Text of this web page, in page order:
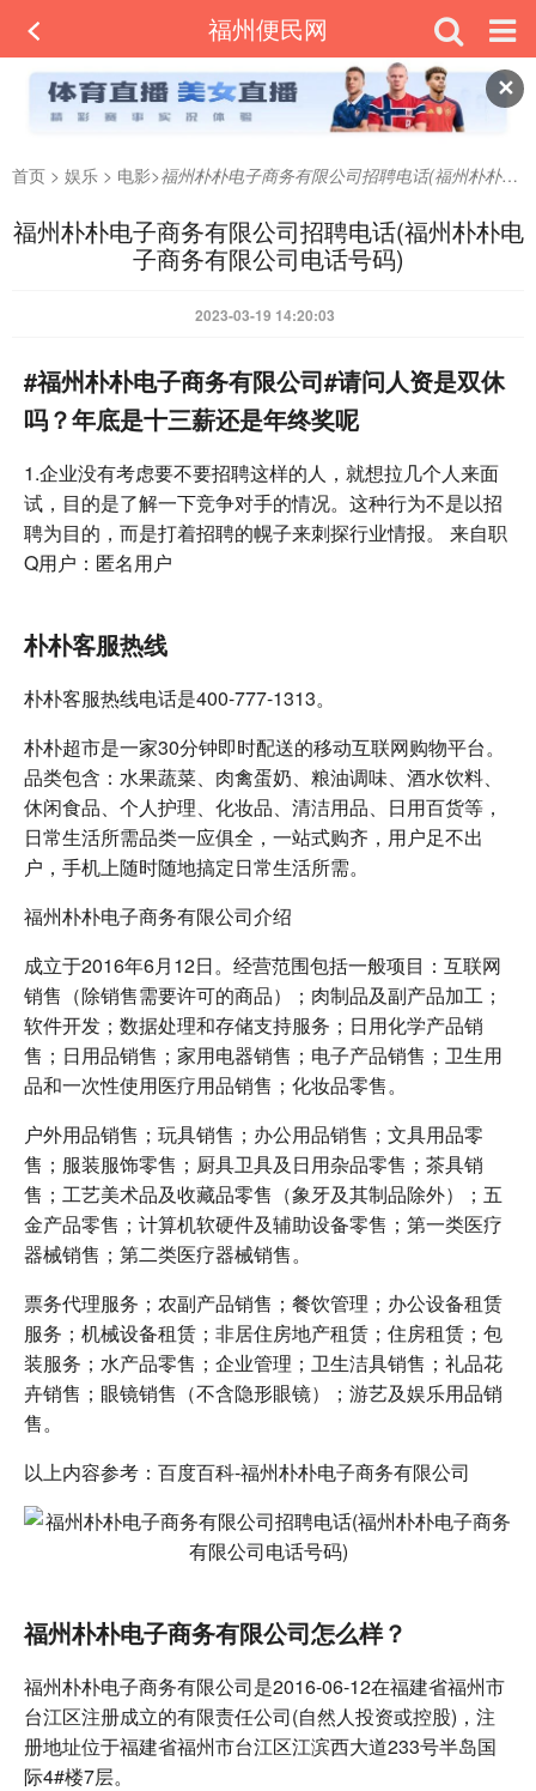
✕
福州便民网
首页 > 娱乐 > 电影>福州朴朴电子商务有限公司招聘电话(福州朴朴电子商务有限公司电话号码)
福州朴朴电子商务有限公司招聘电话(福州朴朴电
子商务有限公司电话号码)
2023-03-19 14:20:03
#福州朴朴电子商务有限公司#请问人资是双休
吗？年底是十三薪还是年终奖呢
1.企业没有考虑要不要招聘这样的人，就想拉几个人来面
试，目的是了解一下竞争对手的情况。这种行为不是以招
聘为目的，而是打着招聘的幌子来刺探行业情报。 来自职
Q用户：匿名用户
朴朴客服热线
朴朴客服热线电话是400-777-1313。
朴朴超市是一家30分钟即时配送的移动互联网购物平台。
品类包含：水果蔬菜、肉禽蛋奶、粮油调味、酒水饮料、
休闲食品、个人护理、化妆品、清洁用品、日用百货等，
日常生活所需品类一应俱全，一站式购齐，用户足不出
户，手机上随时随地搞定日常生活所需。
福州朴朴电子商务有限公司介绍
成立于2016年6月12日。经营范围包括一般项目：互联网
销售（除销售需要许可的商品）；肉制品及副产品加工；
软件开发；数据处理和存储支持服务；日用化学产品销
售；日用品销售；家用电器销售；电子产品销售；卫生用
品和一次性使用医疗用品销售；化妆品零售。
户外用品销售；玩具销售；办公用品销售；文具用品零
售；服装服饰零售；厨具卫具及日用杂品零售；茶具销
售；工艺美术品及收藏品零售（象牙及其制品除外）；五
金产品零售；计算机软硬件及辅助设备零售；第一类医疗
器械销售；第二类医疗器械销售。
票务代理服务；农副产品销售；餐饮管理；办公设备租赁
服务；机械设备租赁；非居住房地产租赁；住房租赁；包
装服务；水产品零售；企业管理；卫生洁具销售；礼品花
卉销售；眼镜销售（不含隐形眼镜）；游艺及娱乐用品销
售。
以上内容参考：百度百科-福州朴朴电子商务有限公司
福州朴朴电子商务有限公司怎么样？
福州朴朴电子商务有限公司是2016-06-12在福建省福州市
台江区注册成立的有限责任公司(自然人投资或控股)，注
册地址位于福建省福州市台江区江滨西大道233号半岛国
际4#楼7层。